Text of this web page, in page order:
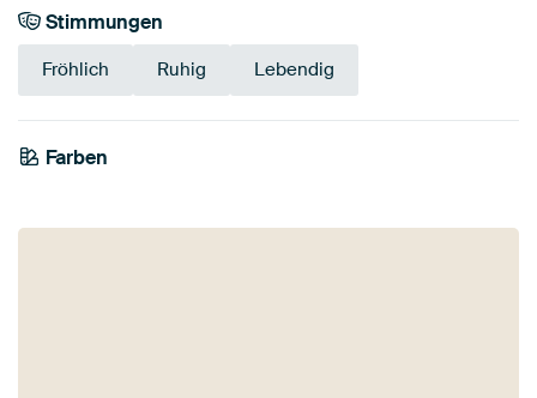
Stimmungen
Fröhlich Ruhig Lebendig
Farben
Teal
Olivgrün
Early Dew